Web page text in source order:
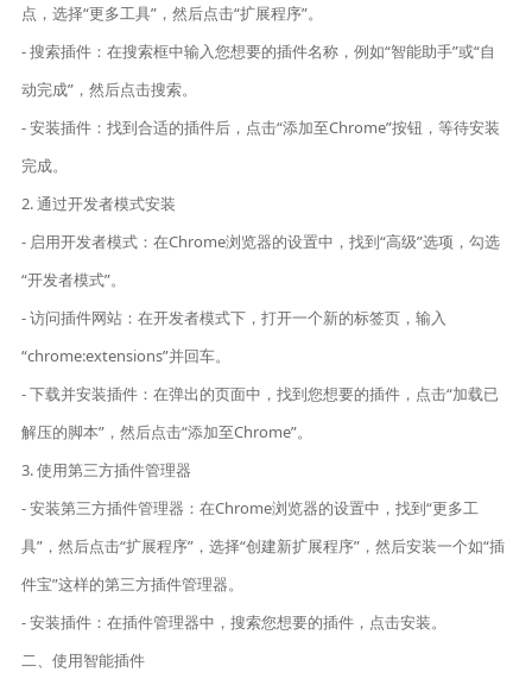
点，选择“更多工具”，然后点击“扩展程序”。
- 搜索插件：在搜索框中输入您想要的插件名称，例如“智能助手”或“自
动完成”，然后点击搜索。
- 安装插件：找到合适的插件后，点击“添加至Chrome”按钮，等待安装
完成。
2. 通过开发者模式安装
- 启用开发者模式：在Chrome浏览器的设置中，找到“高级”选项，勾选
“开发者模式”。
- 访问插件网站：在开发者模式下，打开一个新的标签页，输入
“chrome:extensions”并回车。
- 下载并安装插件：在弹出的页面中，找到您想要的插件，点击“加载已
解压的脚本”，然后点击“添加至Chrome”。
3. 使用第三方插件管理器
- 安装第三方插件管理器：在Chrome浏览器的设置中，找到“更多工
具”，然后点击“扩展程序”，选择“创建新扩展程序”，然后安装一个如“插
件宝”这样的第三方插件管理器。
- 安装插件：在插件管理器中，搜索您想要的插件，点击安装。
二、使用智能插件